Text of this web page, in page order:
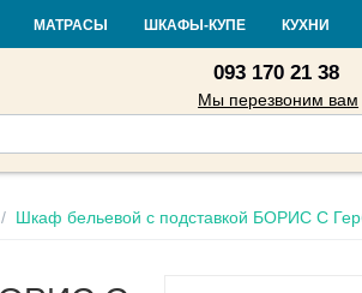
Доставка и оплата Гарантия и возврат
093 170 21 38
Мы перезвоним вам
МАТРАСЫ ШКАФЫ-КУПЕ КУХНИ
/ Шкаф бельевой с подставкой БОРИС С